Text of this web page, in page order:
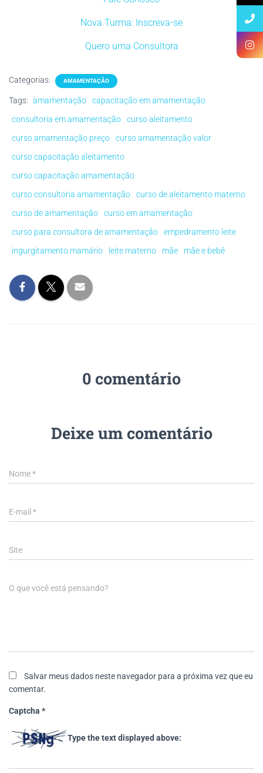
Nova Turma: Inscreva-se
Quero uma Consultora
Categorias: AMAMENTAÇÃO
Tags: amamentação
capacitação em amamentação
consultoria em amamentação
curso aleitamento
curso amamentação preço
curso amamentação valor
curso capacitação aleitamento
curso capacitação amamentação
curso consultoria amamentação
curso de aleitamento materno
curso de amamentação
curso em amamentação
curso para consultora de amamentação
empedramento leite
ingurgitamento mamário
leite materno mãe mãe e bebê
0 comentário
Deixe um comentário
Nome*
E-mail *
Site
O que você está pensando?
Salvar meus dados neste navegador para a próxima vez que eu
comentar.
Captcha *
Type the text displayed above: